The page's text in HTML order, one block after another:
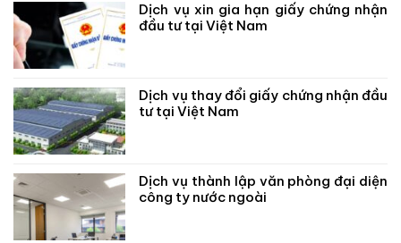
Dịch vụ xin gia hạn giấy chứng nhận
đầu tư tại Việt Nam
Dịch vụ thay đổi giấy chứng nhận đầu
tư tại Việt Nam
Dịch vụ thành lập văn phòng đại diện
công ty nước ngoài